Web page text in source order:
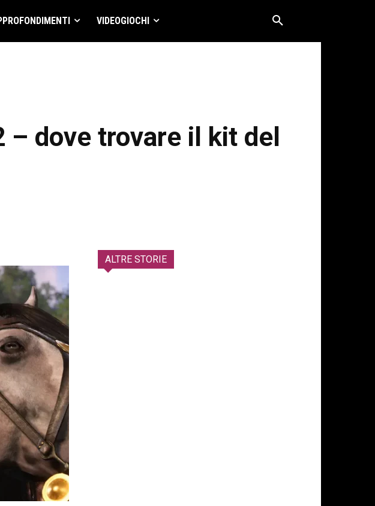
VIDEOGIOCHI
– dove trovare il kit del
ALTRE STORIE